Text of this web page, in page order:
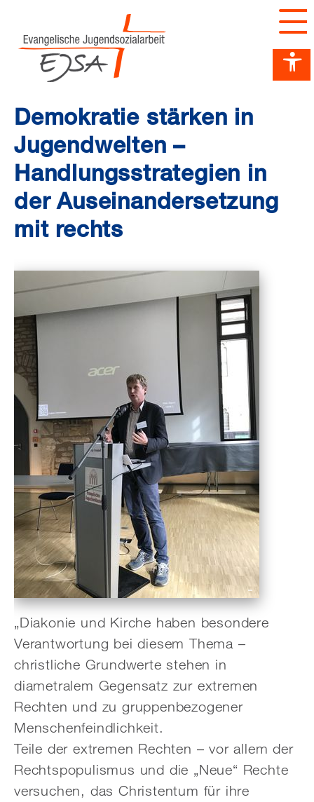
Barrierefreiheit Dashboard öffnen
Hauptnavigation anzeigen
zum Inhalt springen
Tastenkombinationen anzeigen
Demokratie stärken in
Jugendwelten –
Handlungsstrategien in
der Auseinandersetzung
mit rechts
„Diakonie und Kirche haben besondere
Verantwortung bei diesem Thema –
christliche Grundwerte stehen in
diametralem Gegensatz zur extremen
Rechten und zu gruppenbezogener
Menschenfeindlichkeit.
Teile der extremen Rechten – vor allem der
Rechtspopulismus und die „Neue“ Rechte
versuchen, das Christentum für ihre